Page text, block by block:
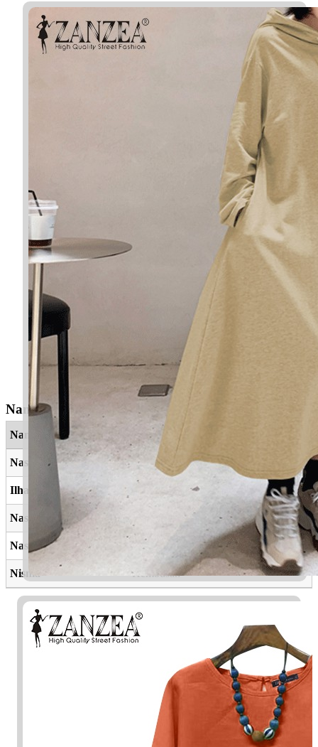
Facebook
Twitter
Nama Yang Berkaitan
Nama Maksud
Nashim Tertib, teratur
Ilhan Jelas, fasih dan jelas
Nasmah Angin sepai-sepoi
Nasim Udara segar
Nisma Hembusan